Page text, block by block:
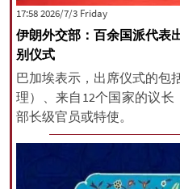
‫‫Friday‬‬ 2026/7/3 17:58
伊朗外交部：百余国派代表
别仪式
巴加埃表示，出席仪式的包
理）、来自12个国家的议长
部长级官员或特使。